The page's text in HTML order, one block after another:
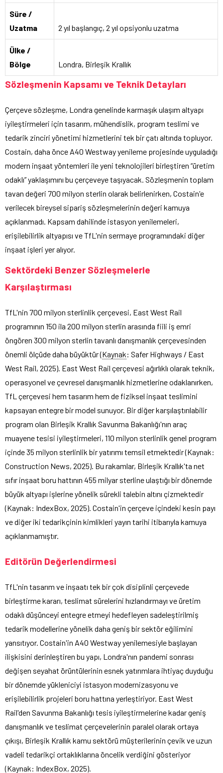
Süre /
Uzatma
2 yıl başlangıç, 2 yıl opsiyonlu uzatma
Ülke /
Bölge
Londra, Birleşik Krallık
Sözleşmenin Kapsamı ve Teknik Detayları
Çerçeve sözleşme, Londra genelinde karmaşık ulaşım altyapı
iyileştirmeleri için tasarım, mühendislik, program teslimi ve
tedarik zinciri yönetimi hizmetlerini tek bir çatı altında topluyor.
Costain, daha önce A40 Westway yenileme projesinde uyguladığı
modern inşaat yöntemleri ile yeni teknolojileri birleştiren “üretim
odaklı” yaklaşımını bu çerçeveye taşıyacak. Sözleşmenin toplam
tavan değeri 700 milyon sterlin olarak belirlenirken, Costain'e
verilecek bireysel sipariş sözleşmelerinin değeri kamuya
açıklanmadı. Kapsam dahilinde istasyon yenilemeleri,
erişilebilirlik altyapısı ve TfL'nin sermaye programındaki diğer
inşaat işleri yer alıyor.
Sektördeki Benzer Sözleşmelerle
Karşılaştırması
TfL'nin 700 milyon sterlinlik çerçevesi, East West Rail
programının 150 ila 200 milyon sterlin arasında fiili iş emri
öngören 300 milyon sterlin tavanlı danışmanlık çerçevesinden
önemli ölçüde daha büyüktür (Kaynak: Safer Highways / East
West Rail, 2025). East West Rail çerçevesi ağırlıklı olarak teknik,
operasyonel ve çevresel danışmanlık hizmetlerine odaklanırken,
TfL çerçevesi hem tasarım hem de fiziksel inşaat teslimini
kapsayan entegre bir model sunuyor. Bir diğer karşılaştırılabilir
program olan Birleşik Krallık Savunma Bakanlığı'nın araç
muayene tesisi iyileştirmeleri, 110 milyon sterlinlik genel program
içinde 35 milyon sterlinlik bir yatırımı temsil etmektedir (Kaynak:
Construction News, 2025). Bu rakamlar, Birleşik Krallık'ta net
sıfır inşaat boru hattının 455 milyar sterline ulaştığı bir dönemde
büyük altyapı işlerine yönelik sürekli talebin altını çizmektedir
(Kaynak: IndexBox, 2025). Costain'in çerçeve içindeki kesin payı
ve diğer iki tedarikçinin kimlikleri yayın tarihi itibarıyla kamuya
açıklanmamıştır.
Editörün Değerlendirmesi
TfL'nin tasarım ve inşaatı tek bir çok disiplinli çerçevede
birleştirme kararı, teslimat sürelerini hızlandırmayı ve üretim
odaklı düşünceyi entegre etmeyi hedefleyen sadeleştirilmiş
tedarik modellerine yönelik daha geniş bir sektör eğilimini
yansıtıyor. Costain'in A40 Westway yenilemesiyle başlayan
ilişkisini derinleştiren bu yapı, Londra'nın pandemi sonrası
değişen seyahat örüntülerinin esnek yatırımlara ihtiyaç duyduğu
bir dönemde yükleniciyi istasyon modernizasyonu ve
erişilebilirlik projeleri boru hattına yerleştiriyor. East West
Rail'den Savunma Bakanlığı tesis iyileştirmelerine kadar geniş
danışmanlık ve teslimat çerçevelerinin paralel olarak ortaya
çıkışı, Birleşik Krallık kamu sektörü müşterilerinin çevik ve uzun
vadeli tedarikçi ortaklıklarına öncelik verdiğini gösteriyor
(Kaynak: IndexBox, 2025).